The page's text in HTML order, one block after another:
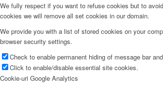
We fully respect if you want to refuse cookies but to
cookies we will remove all set cookies in our domain.
We provide you with a list of stored cookies on your
browser security settings.
Check to enable permanent hiding of message bar
Click to enable/disable essential site cookies.
Cookie-uri Google Analytics